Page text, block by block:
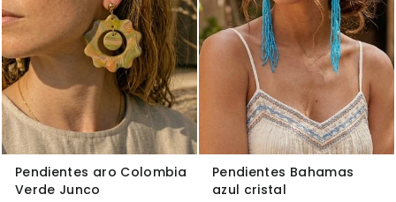
Pendientes aro Colombia
Verde Junco
Pendientes Bahamas
azul cristal